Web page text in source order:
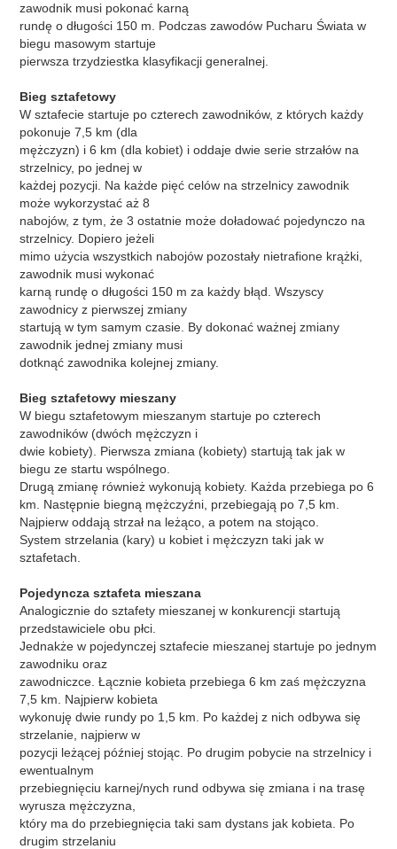
zawodnik musi pokonać karną
rundę o długości 150 m. Podczas zawodów Pucharu Świata w
biegu masowym startuje
pierwsza trzydziestka klasyfikacji generalnej.
Bieg sztafetowy
W sztafecie startuje po czterech zawodników, z których każdy
pokonuje 7,5 km (dla
mężczyzn) i 6 km (dla kobiet) i oddaje dwie serie strzałów na
strzelnicy, po jednej w
każdej pozycji. Na każde pięć celów na strzelnicy zawodnik
może wykorzystać aż 8
nabojów, z tym, że 3 ostatnie może doładować pojedynczo na
strzelnicy. Dopiero jeżeli
mimo użycia wszystkich nabojów pozostały nietrafione krążki,
zawodnik musi wykonać
karną rundę o długości 150 m za każdy błąd. Wszyscy
zawodnicy z pierwszej zmiany
startują w tym samym czasie. By dokonać ważnej zmiany
zawodnik jednej zmiany musi
dotknąć zawodnika kolejnej zmiany.
Bieg sztafetowy mieszany
W biegu sztafetowym mieszanym startuje po czterech
zawodników (dwóch mężczyzn i
dwie kobiety). Pierwsza zmiana (kobiety) startują tak jak w
biegu ze startu wspólnego.
Drugą zmianę również wykonują kobiety. Każda przebiega po 6
km. Następnie biegną mężczyźni, przebiegają po 7,5 km.
Najpierw oddają strzał na leżąco, a potem na stojąco.
System strzelania (kary) u kobiet i mężczyzn taki jak w
sztafetach.
Pojedyncza sztafeta mieszana
Analogicznie do sztafety mieszanej w konkurencji startują
przedstawiciele obu płci.
Jednakże w pojedynczej sztafecie mieszanej startuje po jednym
zawodniku oraz
zawodniczce. Łącznie kobieta przebiega 6 km zaś mężczyzna
7,5 km. Najpierw kobieta
wykonuję dwie rundy po 1,5 km. Po każdej z nich odbywa się
strzelanie, najpierw w
pozycji leżącej później stojąc. Po drugim pobycie na strzelnicy i
ewentualnym
przebiegnięciu karnej/nych rund odbywa się zmiana i na trasę
wyrusza mężczyzna,
który ma do przebiegnięcia taki sam dystans jak kobieta. Po
drugim strzelaniu